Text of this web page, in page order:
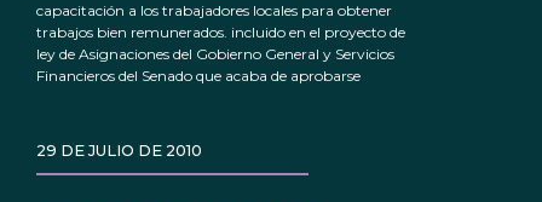
capacitación a los trabajadores locales para obtener
trabajos bien remunerados. incluido en el proyecto de
ley de Asignaciones del Gobierno General y Servicios
Financieros del Senado que acaba de aprobarse
29 DE JULIO DE 2010